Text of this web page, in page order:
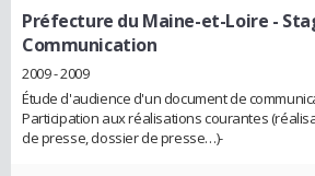
Préfecture du Maine-et-Loire -
Communication
2009 - 2009
Étude d'audience d'un document de
Participation aux réalisations courantes
de presse, dossier de presse…)-